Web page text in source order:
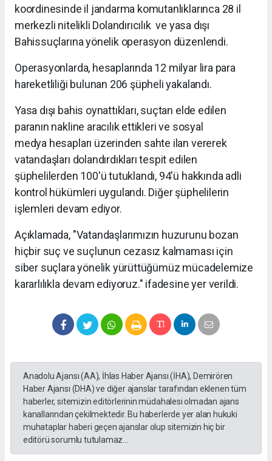
koordinesinde il jandarma komutanlıklarınca 28 il
merkezli nitelikli Dolandırıcılık ve yasa dışı
Bahissuçlarına yönelik operasyon düzenlendi.
Operasyonlarda, hesaplarında 12 milyar lira para
hareketliliği bulunan 206 şüpheli yakalandı.
Yasa dışı bahis oynattıkları, suçtan elde edilen
paranın nakline aracılık ettikleri ve sosyal
medya hesapları üzerinden sahte ilan vererek
vatandaşları dolandırdıkları tespit edilen
şüphelilerden 100'ü tutuklandı, 94'ü hakkında adli
kontrol hükümleri uygulandı. Diğer şüphelilerin
işlemleri devam ediyor.
Açıklamada, "Vatandaşlarımızın huzurunu bozan
hiçbir suç ve suçlunun cezasız kalmaması için
siber suçlara yönelik yürüttüğümüz mücadelemize
kararlılıkla devam ediyoruz." ifadesine yer verildi.
Anadolu Ajansı (AA), İhlas Haber Ajansı (İHA), Demirören
Haber Ajansı (DHA) ve diğer ajanslar tarafından eklenen tüm
haberler, sitemizin editörlerinin müdahalesi olmadan ajans
kanallarından çekilmektedir. Bu haberlerde yer alan hukuki
muhataplar haberi geçen ajanslar olup sitemizin hiç bir
editörü sorumlu tutulamaz...